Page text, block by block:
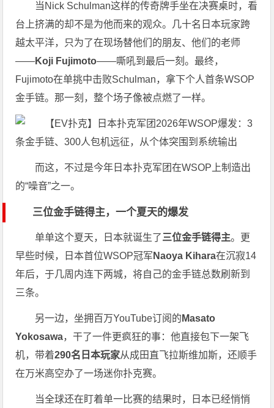
当Nick Schulman这样的传奇牌手坐在决赛桌时，看
台上挤满的却不是为他而来的观众。几十名日本玩家跨
越太平洋，只为了在现场替他们的朋友、他们的老师
——Koji Fujimoto——嘶吼到最后一刻。最终，
Fujimoto在单挑中击败Schulman，拿下个人首条WSOP
金手链。那一刻，整个场子像被点燃了一样。
而这，不过是今年日本扑克军团在WSOP上制造出
的“噪音”之一。
三位金手链得主，一个夏天的爆发
单单这个夏天，日本就诞生了三位金手链得主。更
早些时候，日本首位WSOP冠军 Naoya Kihara在沉寂14
年后，于几周内连下两城，将自己的金手链总数刷新到
三条。
另一边，坐拥百万YouTube订阅的 Masato
Yokosawa，干了一件更疯狂的事：他直接包下一架飞
机，带着290名日本玩家从成田直飞拉斯维加斯，还顺手
在万米高空办了一场迷你扑克赛。
当全球还在盯着单一比赛的结果时，日本已经悄悄